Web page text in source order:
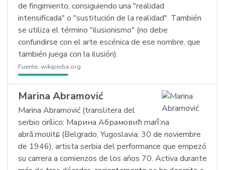
de fingimiento, consiguiendo una "realidad
intensificada" o "sustitución de la realidad". También
se utiliza el término "ilusionismo" (no debe
confundirse con el arte escénica de ese nombre, que
también juega con la ilusión).
Fuente: wikipedia.org
Marina Abramović
Marina Abramović (translitera del
serbio cirílico: Марина Абрамовић marǐːna
abrǎːmoʋitɕ (Belgrado, Yugoslavia; 30 de noviembre
de 1946), artista serbia del performance que empezó
su carrera a comienzos de los años 70. Activa durante